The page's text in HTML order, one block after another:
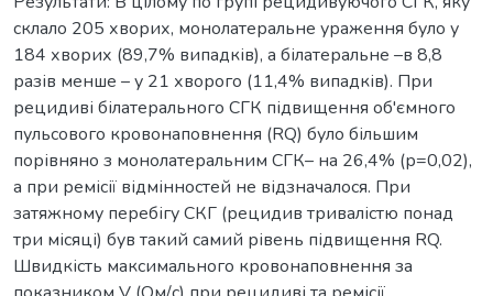
склало 205 хворих, монолатеральне ураження було у
184 хворих (89,7% випадків), а білатеральне –в 8,8
разів менше – у 21 хворого (11,4% випадків). При
рецидиві білатерального СГК підвищення об'ємного
пульсового кровонаповнення (RQ) було більшим
порівняно з монолатеральним СГК– на 26,4% (р=0,02),
а при ремісії відмінностей не відзначалося. При
затяжному перебігу СКГ (рецидив тривалістю понад
три місяці) був такий самий рівень підвищення RQ.
Швидкість максимального кровонаповнення за